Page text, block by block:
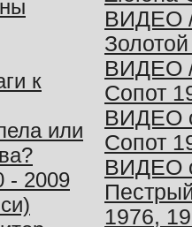
к
или
- 2009
ВИДЕО
ВИДЕО
Сопот
ВИДЕО
Сопот
ВИДЕО
1976,